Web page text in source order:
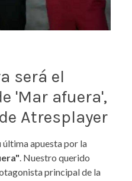
será el
'Mar afuera',
Atresplayer
última apuesta por la
. Nuestro querido
principal de la